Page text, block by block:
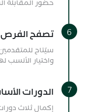
حضور المقابلة
تصفح الفرص
سيُتاح
واختيار الأنسب
الدورات
إكمال ثلاث